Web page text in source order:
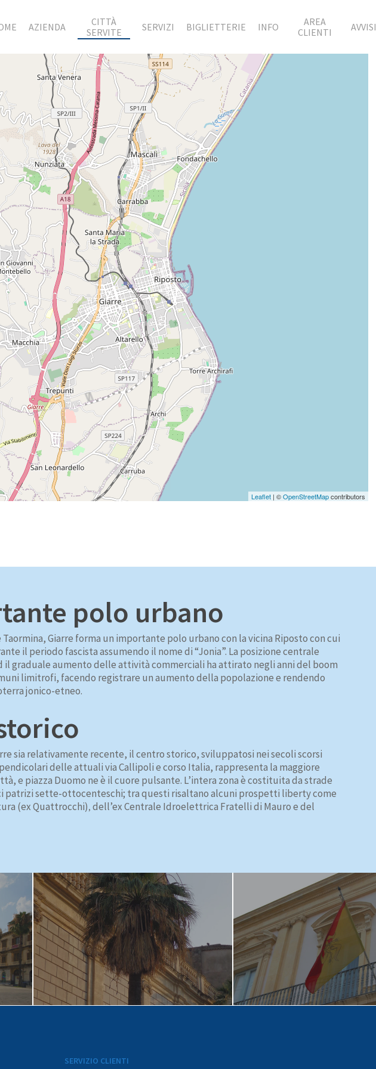
or ESC to close
AZIENDA
CITTÀ
SERVITE
SERVIZI BIGLIETTERIE INFO
AREA
CLIENTI
AVVISI
Leaflet | ©OpenStreetMapcontributors
polo urbano
Taormina, Giarre forma un importante polo urbano con la vicina Riposto con cui
il periodo fascista assumendo il nome di “Jonia”. La posizione centrale
graduale aumento delle attività commerciali ha attirato negli anni del boom
limitrofi, facendo registrare un aumento della popolazione e rendendo
jonico-etneo.
sia relativamente recente, il centro storico, sviluppatosi nei secoli scorsi
delle attuali via Callipoli e corso Italia, rappresenta la maggiore
e piazza Duomo ne è il cuore pulsante. L’intera zona è costituita da strade
patrizi sette-ottocenteschi; tra questi risaltano alcuni prospetti liberty come
(ex Quattrocchi), dell’ex Centrale Idroelettrica Fratelli di Mauro e del
SERVIZIO CLIENTI